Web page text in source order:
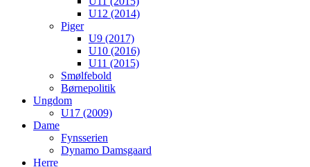
U12 (2014)
Piger
U9 (2017)
U10 (2016)
U11 (2015)
Smølfebold
Børnepolitik
Ungdom
U17 (2009)
Dame
Fynsserien
Dynamo Damsgaard
Herre